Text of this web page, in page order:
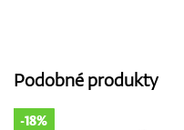
Podobné produkty
-14%